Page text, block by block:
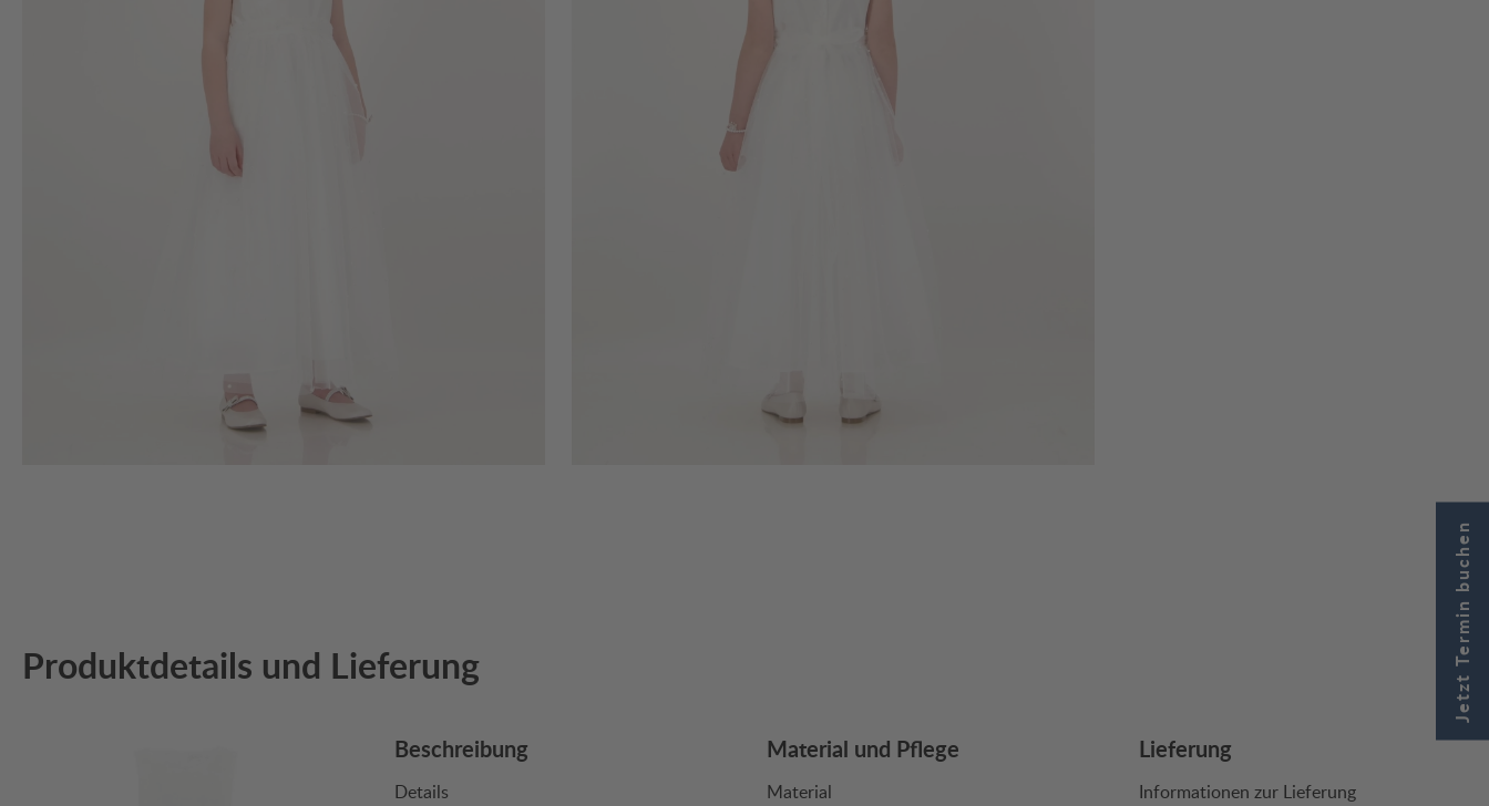
Produktdetails und Lieferung
Beschreibung
Details
Material und Pflege
Material
Lieferung
Informationen zur Lieferung
Jetzt Termin buchen